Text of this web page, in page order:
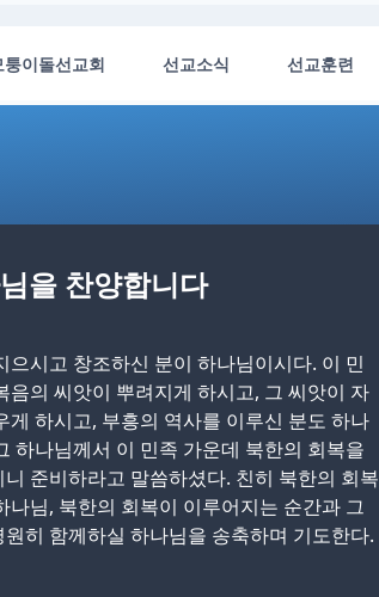
퉁이돌선교회 선교소식 선교훈련
을 찬양합니다
으시고 창조하신 분이 하나님이시다. 이 민
음의 씨앗이 뿌려지게 하시고, 그 씨앗이 자
게 하시고, 부흥의 역사를 이루신 분도 하나
하나님께서 이 민족 가운데 북한의 회복을
준비하라고 말씀하셨다. 친히 북한의 회복
나님, 북한의 회복이 이루어지는 순간과 그
히 함께하실 하나님을 송축하며 기도한다.